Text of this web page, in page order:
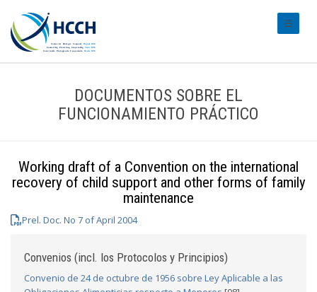
DOCUMENTOS SOBRE EL
FUNCIONAMIENTO PRÁCTICO
Working draft of a Convention on the international
recovery of child support and other forms of family
maintenance
Prel. Doc. No 7 of April 2004
Convenios (incl. los Protocolos y Principios)
Convenio de 24 de octubre de 1956 sobre Ley Aplicable a las